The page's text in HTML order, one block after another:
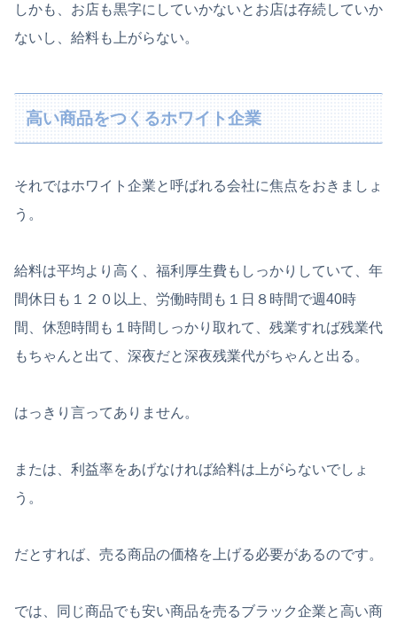
しかも、お店も黒字にしていかないとお店は存続していか
ないし、給料も上がらない。
高い商品をつくるホワイト企業
それではホワイト企業と呼ばれる会社に焦点をおきましょ
う。
給料は平均より高く、福利厚生費もしっかりしていて、年
間休日も１２０以上、労働時間も１日８時間で週40時
間、休憩時間も１時間しっかり取れて、残業すれば残業代
もちゃんと出て、深夜だと深夜残業代がちゃんと出る。
はっきり言ってありません。
または、利益率をあげなければ給料は上がらないでしょ
う。
だとすれば、売る商品の価格を上げる必要があるのです。
では、同じ商品でも安い商品を売るブラック企業と高い商